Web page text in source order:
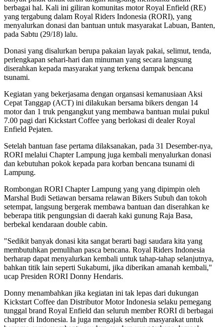
berbagai hal. Kali ini giliran komunitas motor Royal Enfield (RE)
yang tergabung dalam Royal Riders Indonesia (RORI), yang
menyalurkan donasi dan bantuan untuk masyarakat Labuan, Banten,
pada Sabtu (29/18) lalu.
Donasi yang disalurkan berupa pakaian layak pakai, selimut, tenda,
perlengkapan sehari-hari dan minuman yang secara langsung
diserahkan kepada masyarakat yang terkena dampak bencana
tsunami.
Kegiatan yang bekerjasama dengan organsasi kemanusiaan Aksi
Cepat Tanggap (ACT) ini dilakukan bersama bikers dengan 14
motor dan 1 truk pengangkut yang membawa bantuan mulai pukul
7.00 pagi dari Kickstart Coffee yang berlokasi di dealer Royal
Enfield Pejaten.
Setelah bantuan fase pertama dilaksanakan, pada 31 Desember-nya,
RORI melalui Chapter Lampung juga kembali menyalurkan donasi
dan kebutuhan pokok kepada para korban bencana tsunami di
Lampung.
Rombongan RORI Chapter Lampung yang yang dipimpin oleh
Marshal Budi Setiawan bersama relawan Bikers Subuh dan tokoh
setempat, langsung bergerak membawa bantuan dan diserahkan ke
beberapa titik pengungsian di daerah kaki gunung Raja Basa,
berbekal kendaraan double cabin.
"Sedikit banyak donasi kita sangat berarti bagi saudara kita yang
membutuhkan pemulihan pasca bencana. Royal Riders Indonesia
berharap dapat menyalurkan kembali untuk tahap-tahap selanjutnya,
bahkan titik lain seperti Sukabumi, jika diberikan amanah kembali,"
ucap Presiden RORI Donny Hendaris.
Donny menambahkan jika kegiatan ini tak lepas dari dukungan
Kickstart Coffee dan Distributor Motor Indonesia selaku pemegang
tunggal brand Royal Enfield dan seluruh member RORI di berbagai
chapter di Indonesia. Ia juga mengajak seluruh masyarakat untuk